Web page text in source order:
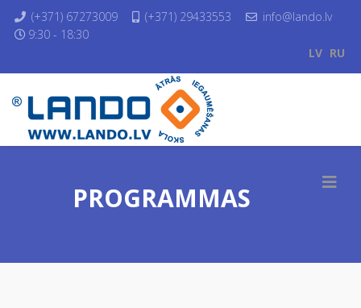
(+371) 67273009 (+371) 29433553
info@lando.lv
9:30 - 18:30
LV RU
PROGRAMMAS